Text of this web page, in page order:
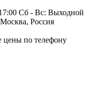
Сб - Вс: Выходной
Россия
цены по телефону